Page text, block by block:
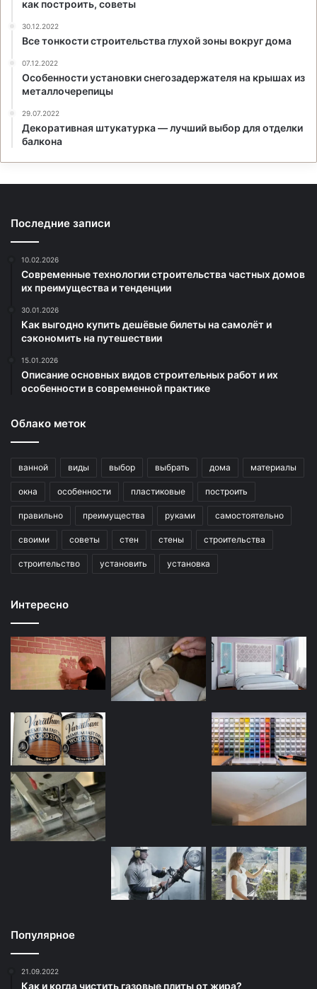
как построить, советы
30.12.2022
Все тонкости строительства глухой зоны вокруг дома
07.12.2022
Особенности установки снегозадержателя на крышах из
металлочерепицы
29.07.2022
Декоративная штукатурка — лучший выбор для отделки
балкона
Последние записи
10.02.2026
Современные технологии строительства частных домов
их преимущества и тенденции
30.01.2026
Как выгодно купить дешёвые билеты на самолёт и
сэкономить на путешествии
15.01.2026
Описание основных видов строительных работ и их
особенности в современной практике
Облако меток
ванной виды выбор выбрать дома материалы
окна особенности пластиковые построить
правильно преимущества руками самостоятельно
своими советы стен стены строительства
строительство установить установка
Интересно
Популярное
21.09.2022
Как и когда чистить газовые плиты от жира?